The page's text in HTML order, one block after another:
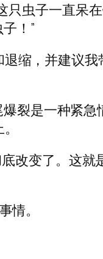
虫子一直呆
！”
缩，并建议
裂是一种紧
改变了。这就
。